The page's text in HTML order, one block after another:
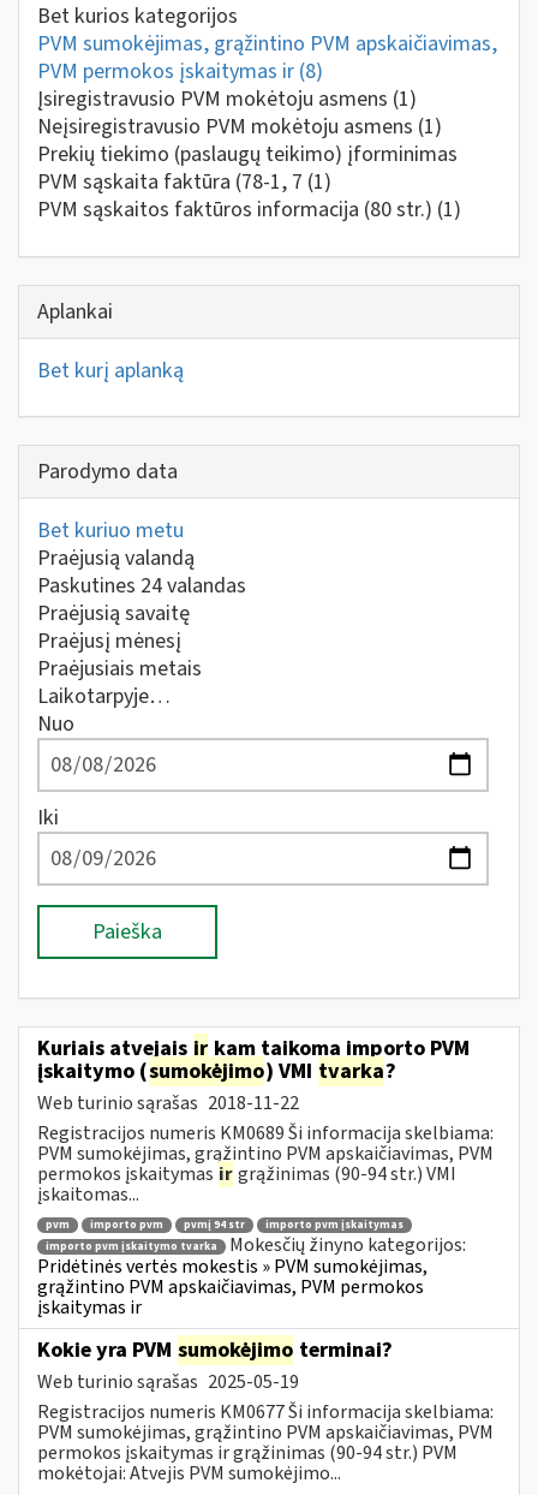
Bet kurios kategorijos
PVM sumokėjimas, grąžintino PVM apskaičiavimas,
PVM permokos įskaitymas ir (8)
Įsiregistravusio PVM mokėtoju asmens (1)
Neįsiregistravusio PVM mokėtoju asmens (1)
Prekių tiekimo (paslaugų teikimo) įforminimas
PVM sąskaita faktūra (78-1, 7 (1)
PVM sąskaitos faktūros informacija (80 str.) (1)
Aplankai
Bet kurį aplanką
Parodymo data
Bet kuriuo metu
Praėjusią valandą
Paskutines 24 valandas
Praėjusią savaitę
Praėjusį mėnesį
Praėjusiais metais
Laikotarpyje…
Nuo
Iki
Paieška
Kuriais atvejais ir kam taikoma importo PVM
įskaitymo (sumokėjimo) VMI tvarka?
Web turinio sąrašas 2018-11-22
Registracijos numeris KM0689 Ši informacija skelbiama:
PVM sumokėjimas, grąžintino PVM apskaičiavimas, PVM
permokos įskaitymas irgrąžinimas (90-94 str.) VMI
įskaitomas...
pvm importo pvm pvmį 94 str
importo pvm įskaitymas
importo pvm įskaitymo tvarka
Mokesčių žinyno kategorijos:
Pridėtinės vertės mokestis » PVM sumokėjimas,
grąžintino PVM apskaičiavimas, PVM permokos
įskaitymas ir
Kokie yra PVM sumokėjimo terminai?
Web turinio sąrašas 2025-05-19
Registracijos numeris KM0677 Ši informacija skelbiama:
PVM sumokėjimas, grąžintino PVM apskaičiavimas, PVM
permokos įskaitymas ir grąžinimas (90-94 str.) PVM
mokėtojai: Atvejis PVM sumokėjimo...